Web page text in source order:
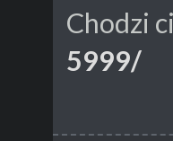
Chodzi
5999/